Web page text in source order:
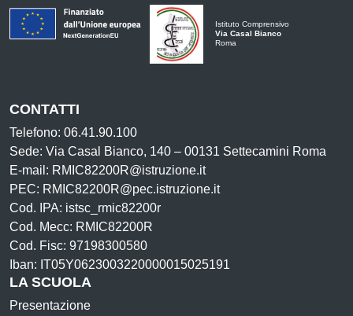
Istituto Comprensivo
Via Casal Bianco
Roma
CONTATTI
Telefono: 06.41.90.100
Sede: Via Casal Bianco, 140 – 00131 Settecamini Roma
E-mail: RMIC82200R@istruzione.it
PEC: RMIC82200R@pec.istruzione.it
Cod. IPA: istsc_rmic82200r
Cod. Mecc: RMIC82200R
Cod. Fisc: 97198300580
Iban: IT05Y0623003220000015025191
LA SCUOLA
Presentazione